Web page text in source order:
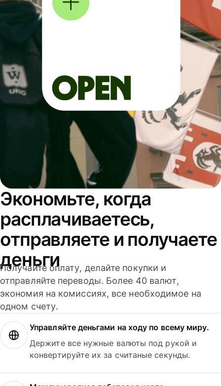
Экономьте, когда
расплачиваетесь,
отправляете и получаете
деньги
Получайте оплату, делайте покупки и
отправляйте переводы. Более 40 валют,
экономия на комиссиях, все необходимое на
одном счету.
Управляйте деньгами на ходу по всему миру.
Держите все нужные валюты под рукой и
конвертируйте их за считаные секунды.